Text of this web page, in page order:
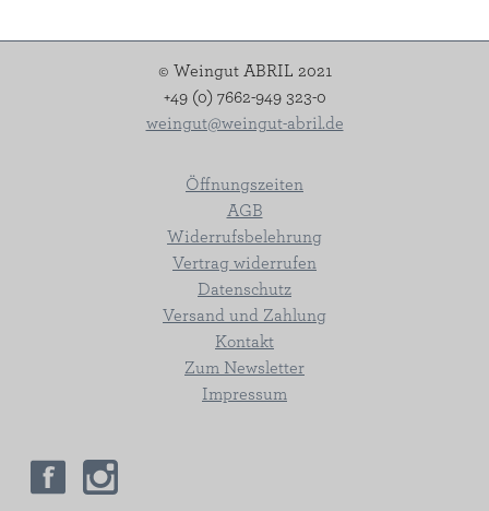
© Weingut ABRIL 2021
+49 (0) 7662-949 323-0
weingut@weingut-abril.de
Öffnungszeiten
AGB
Widerrufsbelehrung
Vertrag widerrufen
Datenschutz
Versand und Zahlung
Kontakt
Zum Newsletter
Impressum